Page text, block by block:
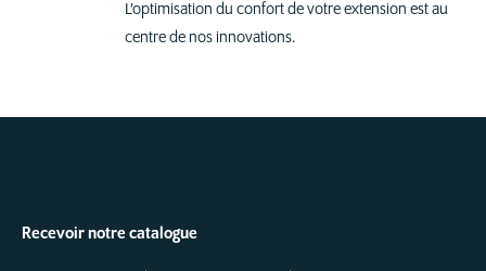
L’optimisation du confort de votre extension est au
centre de nos innovations.
Recevoir notre catalogue